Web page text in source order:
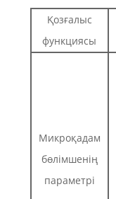
Қозғалыс
функциясы
Микроқадам
бөлімшенің
параметрі